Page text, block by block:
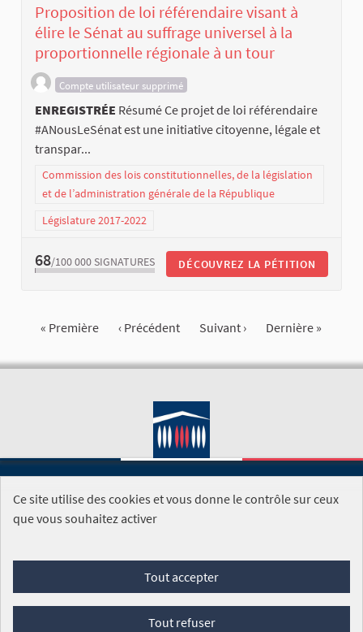
Proposition de loi référendaire visant à
élire le Sénat au suffrage universel à la
proportionnelle régionale à un tour
Compte utilisateur supprimé
ENREGISTRÉE Résumé Ce projet de loi référendaire
#ANousLeSénat est une initiative citoyenne, légale et
transpar...
Commission des lois constitutionnelles, de la législation
et de l’administration générale de la République
Législature 2017-2022
68/100 000 SIGNATURES DÉCOUVREZ LA PÉTITION
« Première ‹ Précédent Suivant › Dernière »
SITE DE L'ASSEMBLÉE NATIONALE
Foire aux questions
Conditions générales d'utilisation (CGU)
Mentions légales
Cookies
Ce site utilise des cookies et vous donne le contrôle sur ceux
que vous souhaitez activer
Tout accepter
Tout refuser